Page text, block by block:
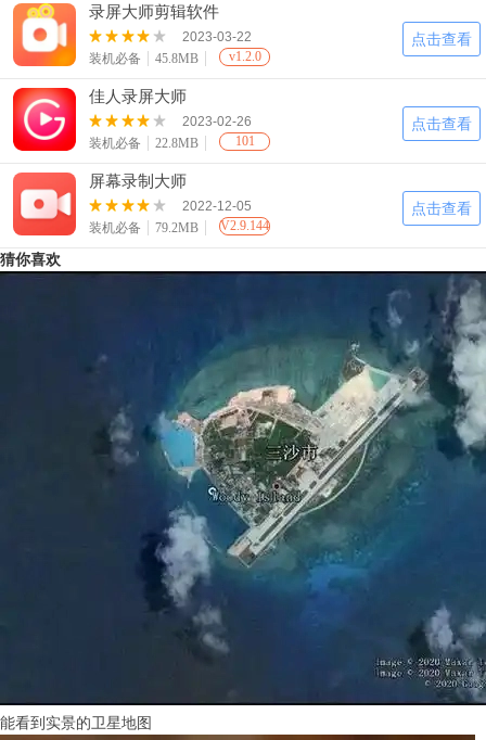
录屏大师剪辑软件
2023-03-22
装机必备
45.8MB v1.2.0
点击查看
佳人录屏大师
2023-02-26
装机必备
22.8MB 101
点击查看
屏幕录制大师
2022-12-05
装机必备
79.2MB V2.9.144
点击查看
猜你喜欢
能看到实景的卫星地图